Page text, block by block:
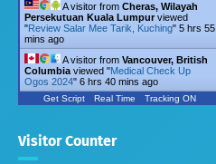
A visitor from Cheras, Wilayah
Persekutuan Kuala Lumpurviewed
"Review Salar Mee Tarik, Kuching" 5 hrs 55
mins ago
A visitor from Vancouver, British
Columbia viewed "Medical Check Up
Ogos 2024" 6 hrs 40 mins ago
Get Script Real Time Tracking ON
Visitor Counter